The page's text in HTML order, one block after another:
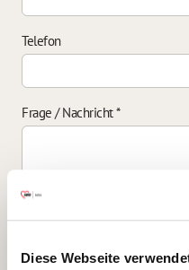
Diese Webseite
Telefon
Frage / Nachricht*